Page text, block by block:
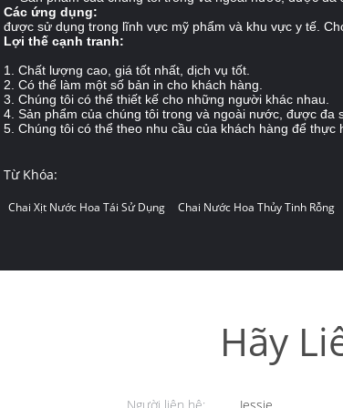
Các ứng dụng:
được sử dụng trong lĩnh vực mỹ phẩm và khu vực y tế.
Lợi thế cạnh tranh:
1. Chất lượng cao, giá tốt nhất, dịch vụ tốt.
2. Có thể làm một số bản in cho khách hàng.
3. Chúng tôi có thể thiết kế cho những người khác nhau.
4. Sản phẩm của chúng tôi trong và ngoài nước, được đa
5. Chúng tôi có thể theo nhu cầu của khách hàng để thực
Từ Khóa:
Chai Xịt Nước Hoa Tái Sử Dụng Chai Nước Hoa Thủy Tinh Rỗng
Hãy